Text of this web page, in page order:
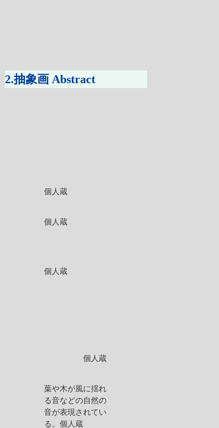
2.抽象画 Abstract
個人蔵
個人蔵
個人蔵
個人蔵
葉や木が風に揺れ
る音などの自然の
音が表現されてい
る。個人蔵